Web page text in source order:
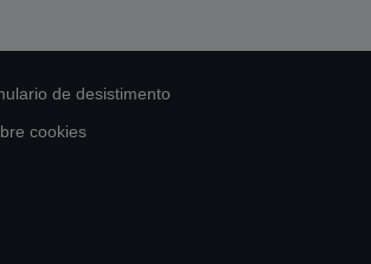
de desistimento
cookies